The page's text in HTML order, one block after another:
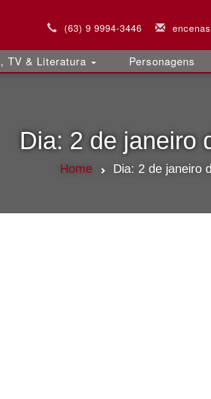
(63) 9 9994-3446
TV & Literatura Personagens
Dia: 2 de janeiro
Home Dia: 2 de janeiro